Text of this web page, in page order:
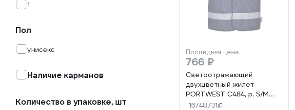
1
Пол
унисекс
Наличие карманов
Количество в упаковке, шт
Последняя цена
766 ₽
Светоотражающий
двухцветный жилет
PORTWEST C484, р. S/M
C484YNRS/M
16748731